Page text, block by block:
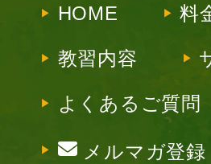
HOME 料
教習内容
よくあるご質問
メルマガ登録